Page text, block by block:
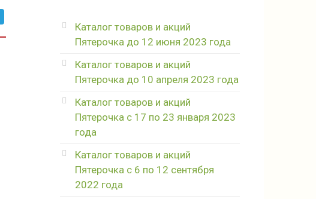
Каталог товаров и акций
Пятерочка до 12 июня 2023 года
Каталог товаров и акций
Пятерочка до 10 апреля 2023 года
Каталог товаров и акций
Пятерочка с 17 по 23 января 2023
года
Каталог товаров и акций
Пятерочка с 6 по 12 сентября
2022 года